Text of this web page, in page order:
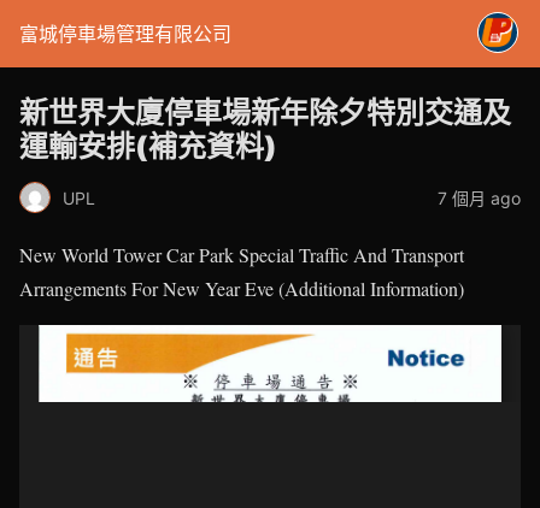
富城停車場管理有限公司
新世界大廈停車場新年除夕特別交通及
運輸安排(補充資料)
UPL 7 個月 ago
New World Tower Car Park Special Traffic And Transport
Arrangements For New Year Eve (Additional Information)